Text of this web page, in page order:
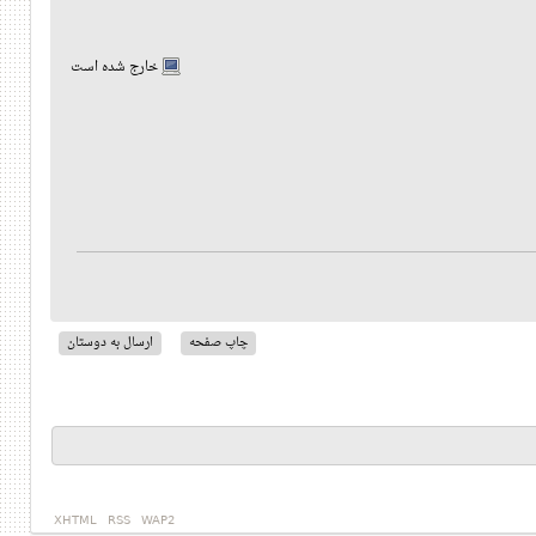
خارج شده است
ارسال به دوستان چاپ صفحه
XHTML RSS WAP2